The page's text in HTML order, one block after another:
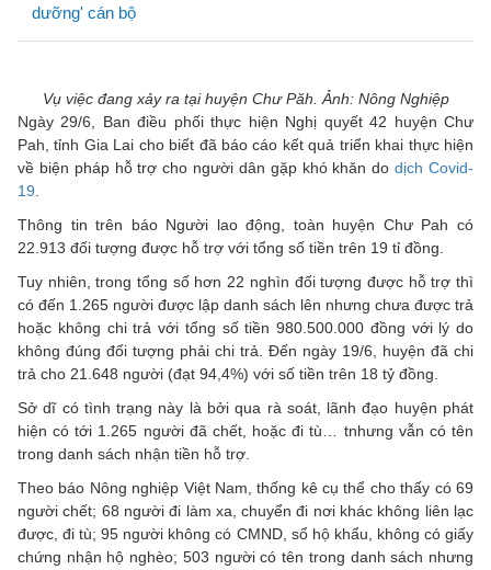
dưỡng' cán bộ
Vụ việc đang xảy ra tại huyện Chư Păh. Ảnh: Nông Nghiệp
Ngày 29/6, Ban điều phối thực hiện Nghị quyết 42 huyện Chư
Pah, tỉnh Gia Lai cho biết đã báo cáo kết quả triển khai thực hiện
về biện pháp hỗ trợ cho người dân gặp khó khăn dodịch Covid-
19
Thông tin trên báo Người lao động, toàn huyện Chư Pah có
22.913 đối tượng được hỗ trợ với tổng số tiền trên 19 tỉ đồng.
Tuy nhiên, trong tổng số hơn 22 nghìn đối tượng được hỗ trợ thì
có đến 1.265 người được lập danh sách lên nhưng chưa được trả
hoặc không chi trả với tổng số tiền 980.500.000 đồng với lý do
không đúng đối tượng phải chi trả. Đến ngày 19/6, huyện đã chi
trả cho 21.648 người (đạt 94,4%) với số tiền trên 18 tỷ đồng.
Sở dĩ có tình trạng này là bởi qua rà soát, lãnh đạo huyện phát
hiện có tới 1.265 người đã chết, hoặc đi tù… tnhưng vẫn có tên
trong danh sách nhận tiền hỗ trợ.
Theo báo Nông nghiệp Việt Nam, thống kê cụ thể cho thấy có 69
người chết; 68 người đi làm xa, chuyển đi nơi khác không liên lạc
được, đi tù; 95 người không có CMND, sổ hộ khẩu, không có giấy
chứng nhận hộ nghèo; 503 người có tên trong danh sách nhưng